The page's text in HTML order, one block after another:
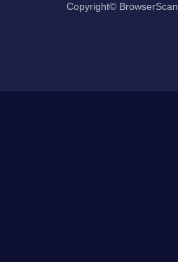
Copyright© BrowserScan